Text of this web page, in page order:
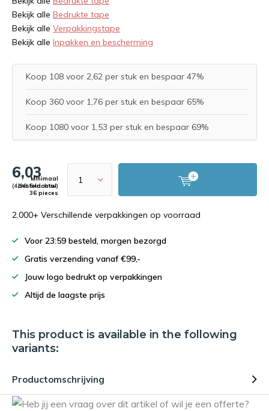
Bekijk alle Bedrukte tape
Bekijk alle Verpakkingstape
Bekijk alle Inpakken en bescherming
Koop 108 voor 2,62 per stuk en bespaar 47%
Koop 360 voor 1,76 per stuk en bespaar 65%
Koop 1080 voor 1,53 per stuk en bespaar 69%
6,03
(4,98 Excl. btw)
Minimaal
bestelaantal:
36 pieces
2.000+ Verschillende verpakkingen op voorraad
Voor 23:59 besteld, morgen bezorgd
Gratis verzending vanaf €99,-
Jouw logo bedrukt op verpakkingen
Altijd de laagste prijs
This product is available in the following
variants:
Productomschrijving